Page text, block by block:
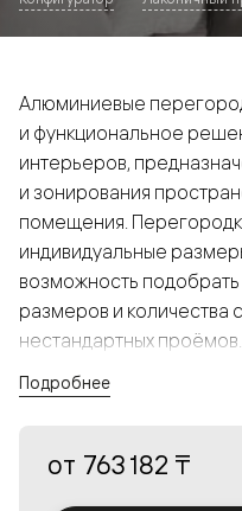
Алюминиевые
и функциональное
интерьеров,
и зонирования
помещения.
индивидуальные
возможность
размеров и количества
нестандартных проёмов.
а большой выбор
Подробнее
от 763 182 ₸